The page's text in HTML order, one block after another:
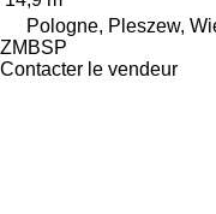
Pologne, Pleszew,
ZMBSP
Contacter le vendeur